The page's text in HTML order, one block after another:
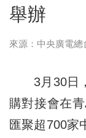
舉辦
來源：中央廣電總
3月30日，
購對接會在
匯聚超700家